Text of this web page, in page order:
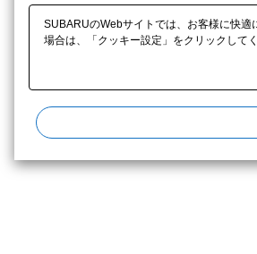
SUBARUのWebサイトでは、お客様に快
場合は、「クッキー設定」をクリックしてく